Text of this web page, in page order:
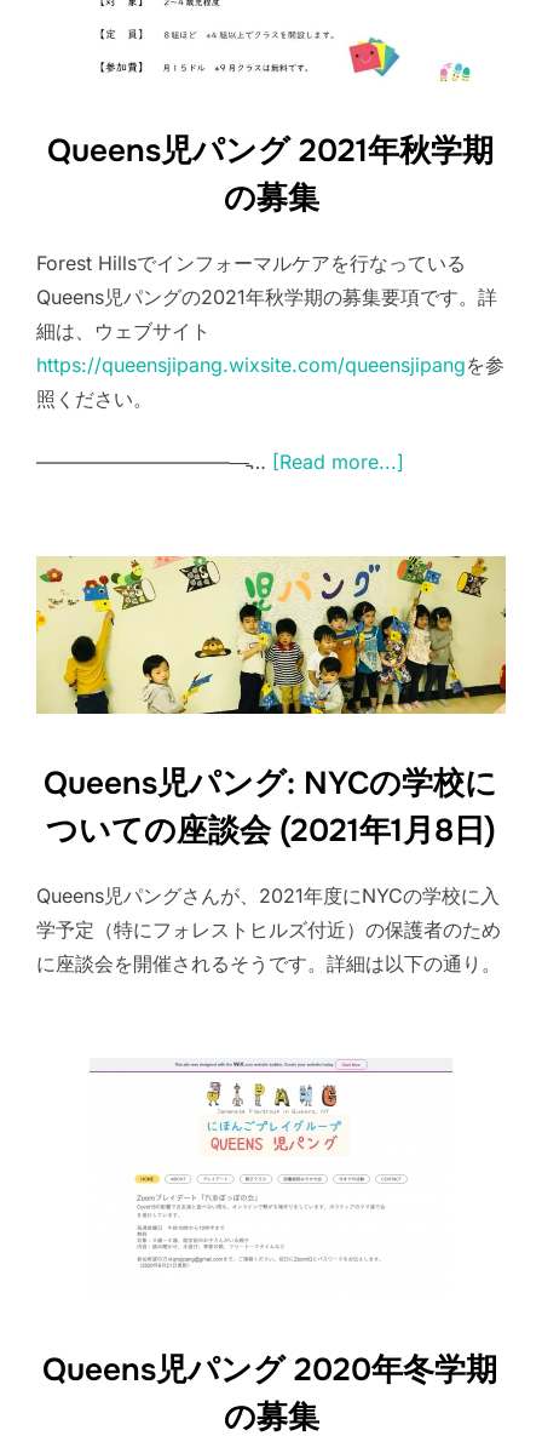
Queens児パング 2021年秋学期
の募集
Forest Hillsでインフォーマルケアを行なっている
Queens児パングの2021年秋学期の募集要項です。詳
細は、ウェブサイト
https://queensjipang.wixsite.com/queensjipangを参
照ください。
———————————̵… [Read more...]
Queens児パング: NYCの学校に
ついての座談会 (2021年1月8日)
Queens児パングさんが、2021年度にNYCの学校に入
学予定（特にフォレストヒルズ付近）の保護者のため
に座談会を開催されるそうです。詳細は以下の通り。
Queens児パング 2020年冬学期
の募集